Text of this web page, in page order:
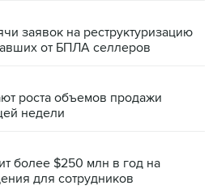
заявок на реструктуризацию
от БПЛА селлеров
роста объемов продажи
недели
более $250 млн в год на
для сотрудников